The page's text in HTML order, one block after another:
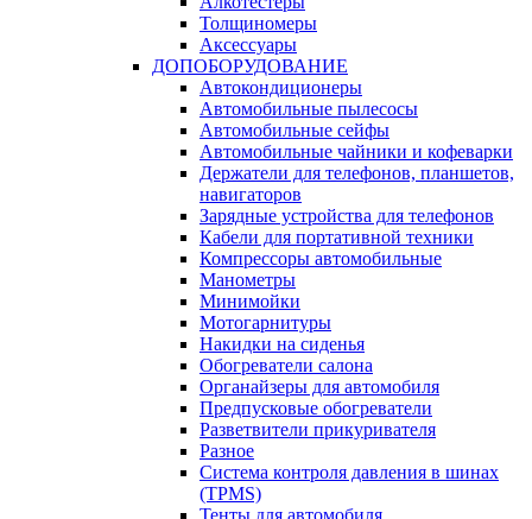
Толщиномеры
Аксессуары
ДОПОБОРУДОВАНИЕ
Автокондиционеры
Автомобильные пылесосы
Автомобильные сейфы
Автомобильные чайники и кофеварки
Держатели для телефонов, планшетов,
навигаторов
Зарядные устройства для телефонов
Кабели для портативной техники
Компрессоры автомобильные
Манометры
Минимойки
Мотогарнитуры
Накидки на сиденья
Обогреватели салона
Органайзеры для автомобиля
Предпусковые обогреватели
Разветвители прикуривателя
Разное
Система контроля давления в шинах
(TPMS)
Тенты для автомобиля